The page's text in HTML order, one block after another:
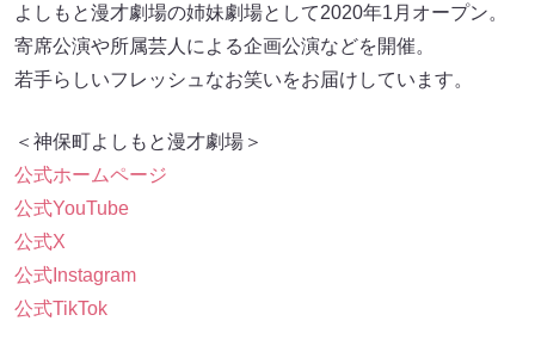
よしもと漫才劇場の姉妹劇場として2020年1⽉オープン。
寄席公演や所属芸人による企画公演などを開催。
若手らしいフレッシュなお笑いをお届けしています。
＜神保町よしもと漫才劇場＞
公式ホームページ
公式YouTube
公式X
公式Instagram
公式TikTok